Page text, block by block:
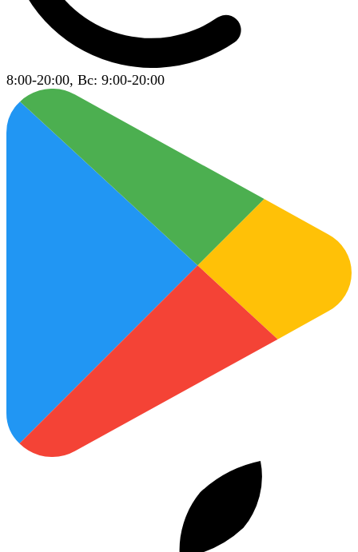
8:00-20:00, Вс: 9:00-20:00